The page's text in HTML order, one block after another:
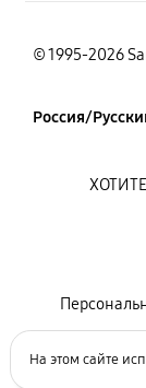
© 1995-2026
Россия/
На этом сайте